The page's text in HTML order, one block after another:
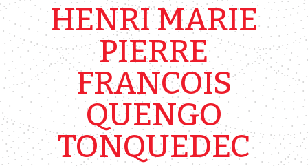
HENRI MARIE
PIERRE
FRANCOIS
QUENGO
TONQUEDEC